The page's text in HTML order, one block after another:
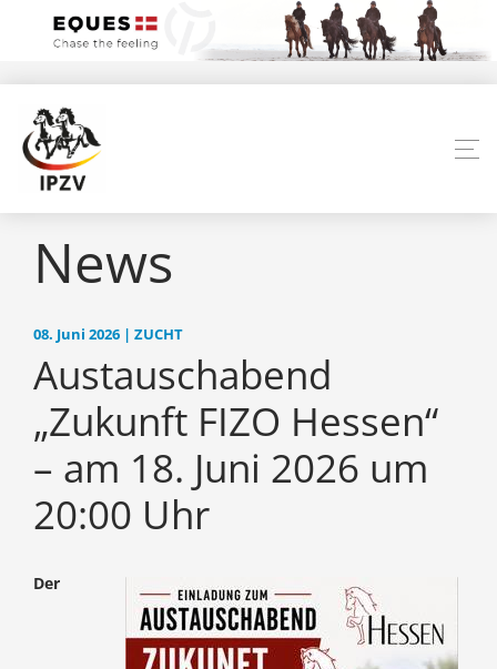
News
08. Juni 2026 | ZUCHT
Austauschabend
„Zukunft FIZO Hessen“
– am 18. Juni 2026 um
20:00 Uhr
Der